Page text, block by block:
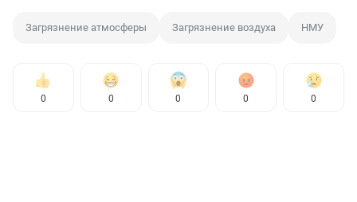
Загрязнение атмосферы Загрязнение воздуха НМУ
0 0 0 0 0